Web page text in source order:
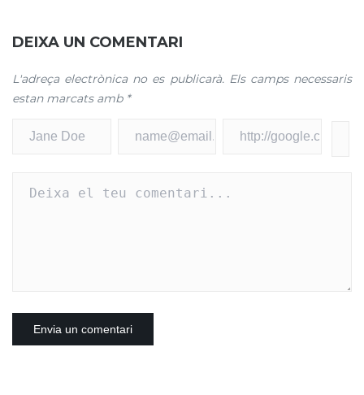
DEIXA UN COMENTARI
L'adreça electrònica no es publicarà. Els camps necessaris
estan marcats amb *